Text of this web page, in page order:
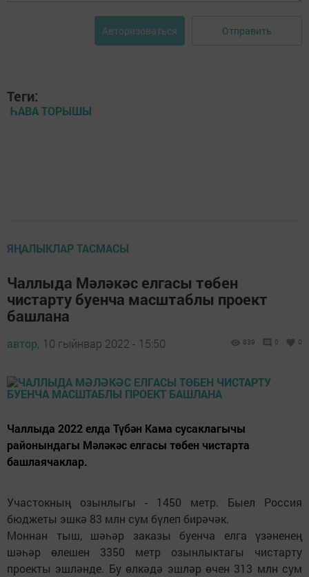
Авторизоваться Отправить
Теги:
ҺАВА ТОРЫШЫ
ЯҢАЛЫКЛАР ТАСМАСЫ
Чаллыда Мәләкәс елгасы төбен
чистарту буенча масштаблы проект
башлана
автор, 10 гыйнвар 2022 - 15:50 839 0 0
Чаллыда 2022 елда Түбән Кама сусаклагычы
районындагы Мәләкәс елгасы төбен чистарта
башлаячаклар.
Участокның озынлыгы - 1450 метр. Быел Россия
бюджеты эшкә 83 млн сум бүлеп бирәчәк.
Моннан тыш, шәһәр заказы буенча елга үзәненең
шәһәр өлешен 3350 метр озынлыктагы чистарту
проекты эшләнде. Бу өлкәдә эшләр өчен 313 млн сум